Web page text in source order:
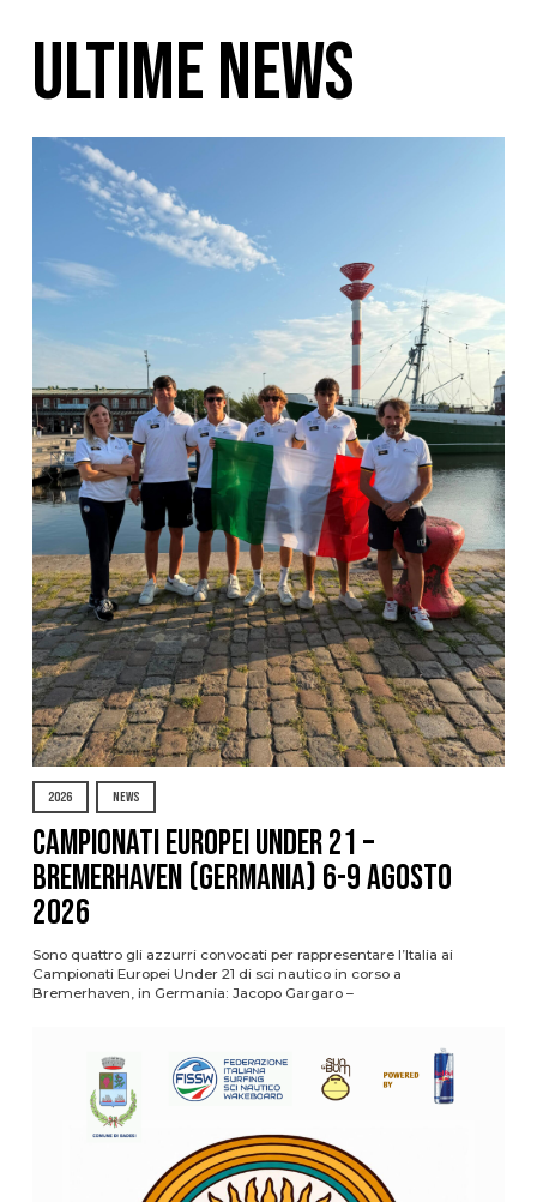
ULTIME NEWS
2026 NEWS
Campionati Europei Under 21 –
Bremerhaven (Germania) 6-9 agosto
2026
Sono quattro gli azzurri convocati per rappresentare l’Italia ai
Campionati Europei Under 21 di sci nautico in corso a
Bremerhaven, in Germania: Jacopo Gargaro –